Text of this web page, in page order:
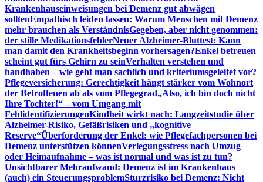
Krankenhauseinweisungen bei Demenz gut abwägen
solltenEmpathisch leiden lassen: Warum Menschen mit Demenz
mehr brauchen als VerständnisGegeben, aber nicht genommen:
der stille MedikationsfehlerNeuer Alzheimer-Bluttest: Kann
man damit den Krankheitsbeginn vorhersagen?Enkel betreuen
scheint gut fürs Gehirn zu seinVerhalten verstehen und
handhaben – wie geht man sachlich und kriteriumsgeleitet vor?
Pflegeversicherung: Gerechtigkeit hängt stärker vom Wohnort
der Betroffenen ab als vom Pflegegrad„Also, ich bin doch nicht
Ihre Tochter!“ – vom Umgang mit
FehlidentifizierungenKindheit wirkt nach: Langzeitstudie über
Alzheimer-Risiko, Gefäßrisiken und „kognitive
Reserve“Überforderung der Enkel: wie Pflegefachpersonen bei
Demenz unterstützen könnenVerlegungsstress nach Umzug
oder Heimaufnahme – was ist normal und was ist zu tun?
Unsichtbarer Mehraufwand: Demenz ist im Krankenhaus
(auch) ein SteuerungsproblemSturzrisiko bei Demenz: Nicht